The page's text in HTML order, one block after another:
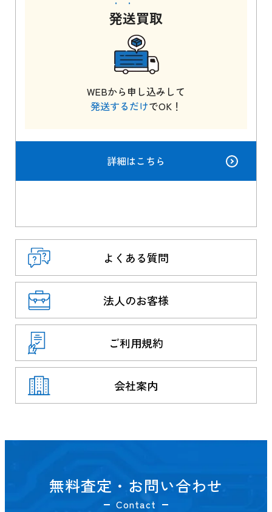
発送買取
WEBから申し込みして
発送するだけでOK！
詳細はこちら
よくある質問
法人のお客様
ご利用規約
会社案内
無料査定・お問い合わせ
Contact